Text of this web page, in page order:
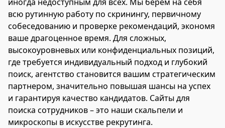
всю рутинную работу по скринингу, первичному
собеседованию и проверке рекомендаций, экономя
ваше драгоценное время. Для сложных,
высокоуровневых или конфиденциальных позиций,
где требуется индивидуальный подход и глубокий
поиск, агентство становится вашим стратегическим
партнером, значительно повышая шансы на успех
и гарантируя качество кандидатов. Сайты для
поиска сотрудников – это наши скальпели и
микроскопы в искусстве рекрутинга.